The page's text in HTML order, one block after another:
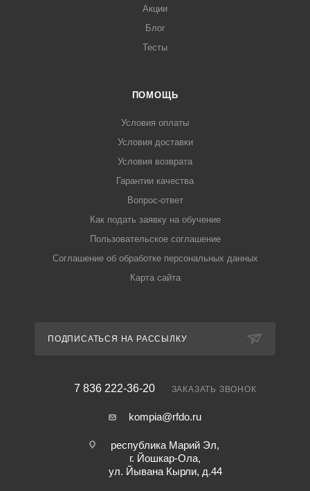
Акции
Блог
Тесты
ПОМОЩЬ
Условия оплаты
Условия доставки
Условия возврата
Гарантии качества
Вопрос-ответ
Как подать заявку на обучение
Пользовательское соглашение
Соглашение об обработке персональных данных
Карта сайта
ПОДПИСАТЬСЯ НА РАССЫЛКУ
7 836 222-36-20 ЗАКАЗАТЬ ЗВОНОК
kompia@rfdo.ru
республика Марий Эл,
г. Йошкар-Ола,
ул. Йывана Кырли, д.44